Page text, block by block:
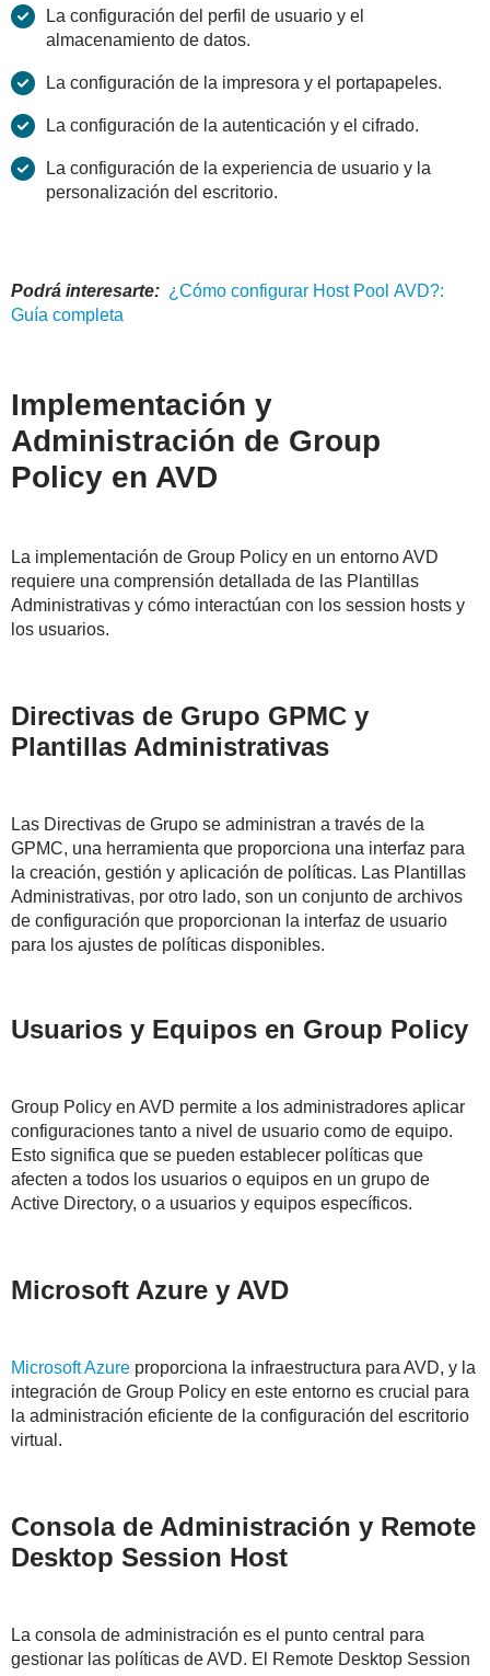
La configuración del perfil de usuario y el
almacenamiento de datos.
La configuración de la impresora y el portapapeles.
La configuración de la autenticación y el cifrado.
La configuración de la experiencia de usuario y la
personalización del escritorio.
Podrá interesarte: ¿Cómo configurar HostPool AVD?:
Guía completa
Implementación y
Administración de Group
Policy en AVD
La implementación de Group Policy en un entorno AVD
requiere una comprensión detallada de las Plantillas
Administrativas y cómo interactúan con los session hosts y
los usuarios.
Directivas de Grupo GPMC y
Plantillas Administrativas
Las Directivas de Grupo se administran a través de la
GPMC, una herramienta que proporciona una interfaz para
la creación, gestión y aplicación de políticas. Las Plantillas
Administrativas, por otro lado, son un conjunto de archivos
de configuración que proporcionan la interfaz de usuario
para los ajustes de políticas disponibles.
Usuarios y Equipos en Group Policy
Group Policy en AVD permite a los administradores aplicar
configuraciones tanto a nivel de usuario como de equipo.
Esto significa que se pueden establecer políticas que
afecten a todos los usuarios o equipos en un grupo de
Active Directory, o a usuarios y equipos específicos.
Microsoft Azure y AVD
Microsoft Azure proporciona la infraestructura para AVD, y la
integración de Group Policy en este entorno es crucial para
la administración eficiente de la configuración del escritorio
virtual.
Consola de Administración y Remote
Desktop Session Host
La consola de administración es el punto central para
gestionar las políticas de AVD. El Remote Desktop Session